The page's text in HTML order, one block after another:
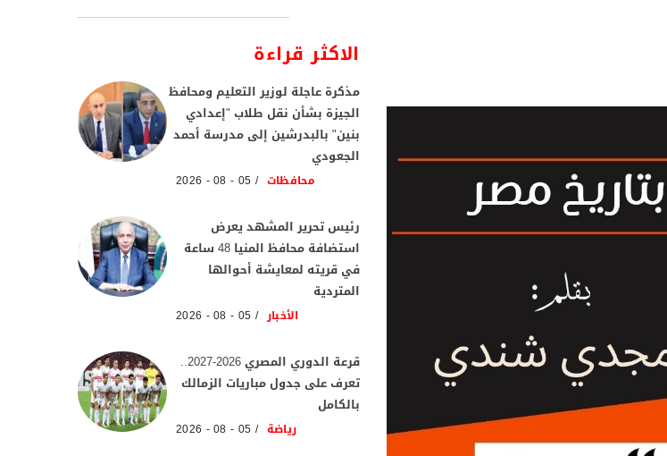
الاكثر قراءة
مذكرة عاجلة لوزير التعليم ومحافظ
الجيزة بشأن نقل طلاب "إعدادي
بنين" بالبدرشين إلى مدرسة أحمد
الجعودي
محافظات 05 - 08 - 2026
رئيس تحرير المشهد يعرض
استضافة محافظ المنيا 48 ساعة
في قريته لمعايشة أحوالها
المتردية
الأخبار 05 - 08 - 2026
قرعة الدوري المصري 2026-2027..
تعرف على جدول مباريات الزمالك
بالكامل
رياضة 05 - 08 - 2026